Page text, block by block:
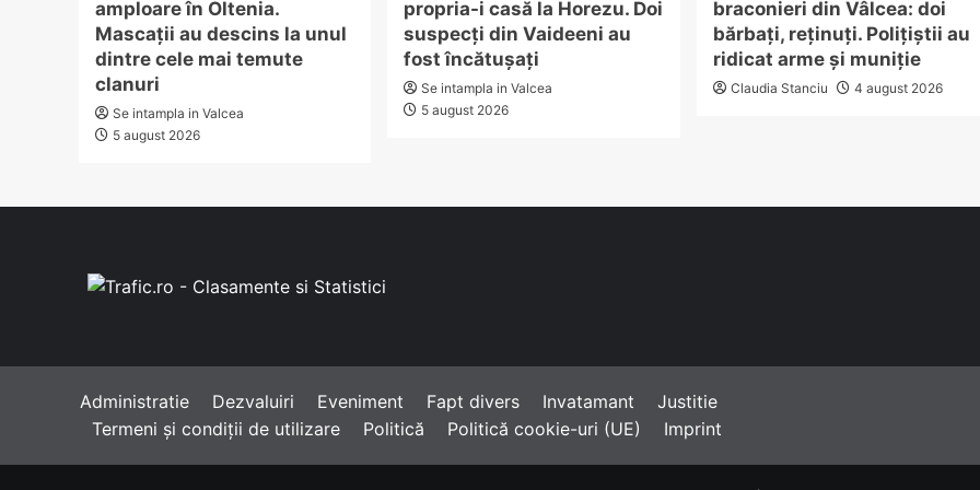
amploare în Oltenia.
Mascații au descins la unul
dintre cele mai temute
clanuri
Se intampla in Valcea
5 august 2026
propria-i casă la Horezu. Doi
suspecți din Vaideeni au
fost încătușați
Se intampla in Valcea
5 august 2026
braconieri din Vâlcea: doi
bărbați, reținuți. Polițiștii au
ridicat arme și muniție
Claudia Stanciu 4 august 2026
Administratie Dezvaluiri Eveniment Fapt divers Invatamant
Justitie
Termeni și condiții de utilizare
Politică Politică cookie-uri (UE) Imprint